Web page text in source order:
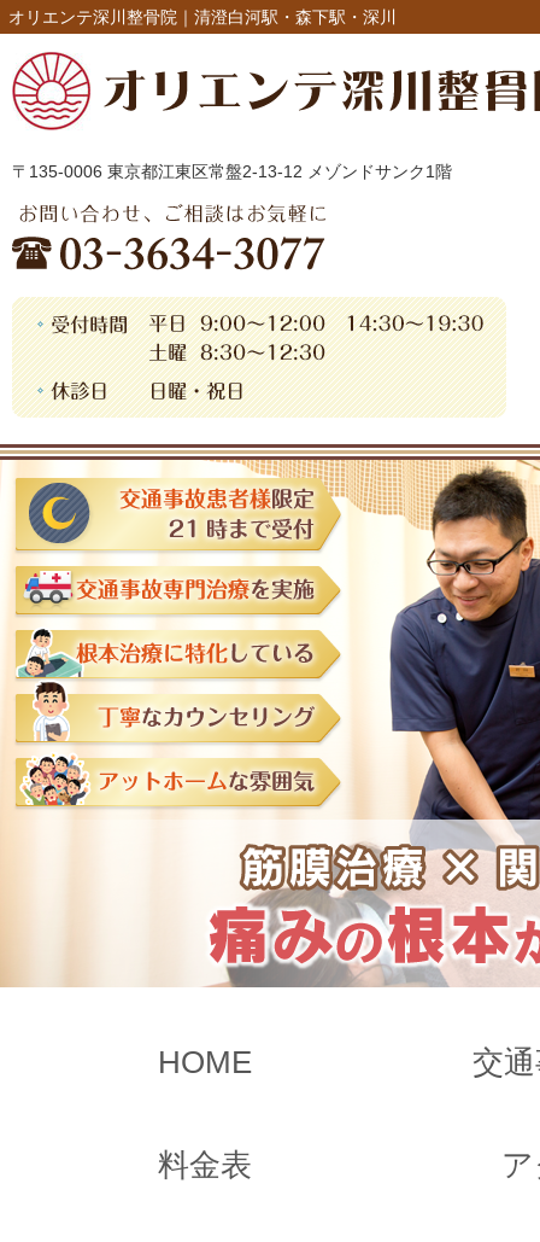
オリエンテ深川整骨院｜清澄白河駅・森下駅・深川
〒135-0006 東京都江東区常盤2-13-12 メゾンドサンク1階
HOME 交
料金表